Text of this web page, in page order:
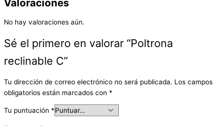
Valoraciones
No hay valoraciones aún.
Sé el primero en valorar “Poltrona
reclinable C”
Tu dirección de correo electrónico no será publicada. Los campos
obligatorios están marcados con *
Tu puntuación *